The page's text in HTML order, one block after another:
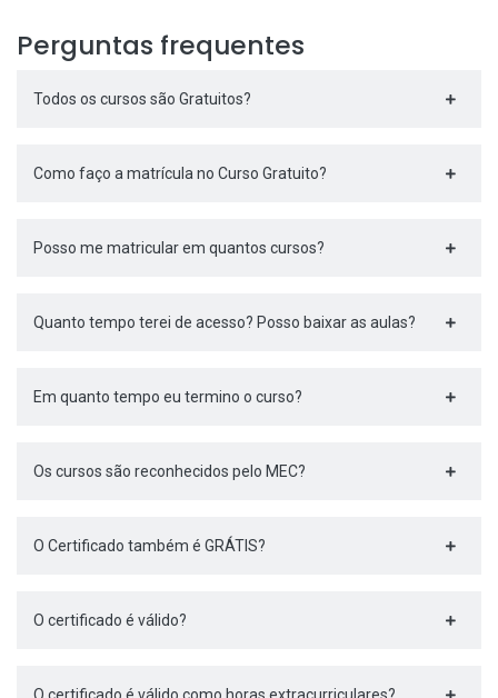
Perguntas frequentes
Todos os cursos são Gratuitos?
Como faço a matrícula no Curso Gratuito?
Posso me matricular em quantos cursos?
Quanto tempo terei de acesso? Posso baixar as aulas?
Em quanto tempo eu termino o curso?
Os cursos são reconhecidos pelo MEC?
O Certificado também é GRÁTIS?
O certificado é válido?